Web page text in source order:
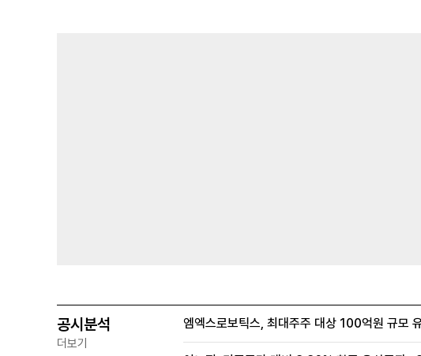
공시분석
더보기
엠엑스로보틱스, 최대주주 대상 100억원 규모